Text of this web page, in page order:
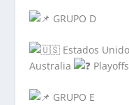
GRUPO D
Estados
Australia
GRUPO E